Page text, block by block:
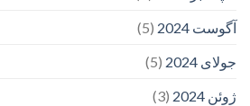
آگوست 2024
(5)
جولای 2024
(5)
ژوئن 2024
(3)